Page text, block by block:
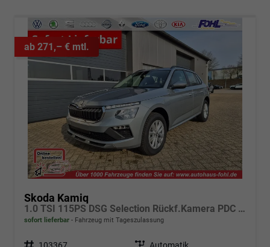
ab 271,– € mtl.
Skoda Kamiq
1.0 TSI 115PS DSG Selection Rückf.Kamera PDC v+h Sitzheizung Klimaautomatik Skoda-Radio Apple CarPlay + Android Auto Tempomat Garantieverlängerung 16"LM
sofort lieferbar Fahrzeug mit Tageszulassung
Fahrzeugnr. 103367 Getriebe Automatik